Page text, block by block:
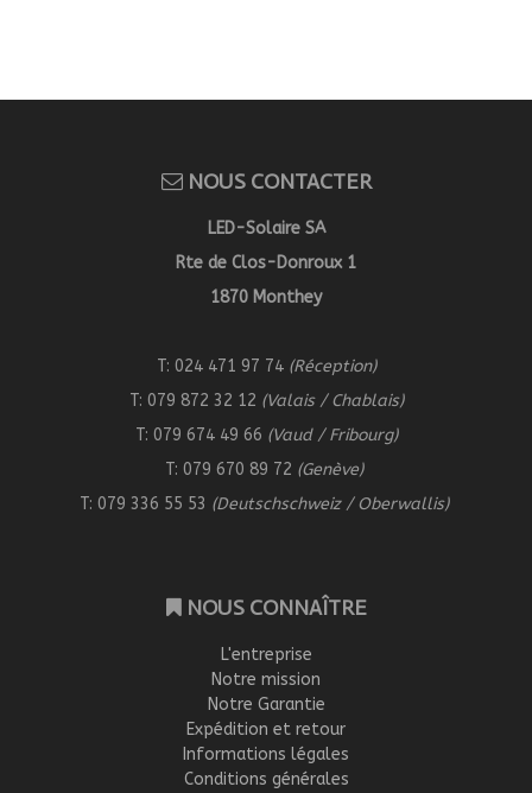
NOUS CONTACTER
LED-Solaire SA
Rte de Clos-Donroux 1
1870 Monthey
T: 024 471 97 74 (Réception)
T: 079 872 32 12 (Valais / Chablais)
T: 079 674 49 66 (Vaud / Fribourg)
T: 079 670 89 72 (Genève)
T: 079 336 55 53 (Deutschschweiz / Oberwallis)
NOUS CONNAÎTRE
L'entreprise
Notre mission
Notre Garantie
Expédition et retour
Informations légales
Conditions générales